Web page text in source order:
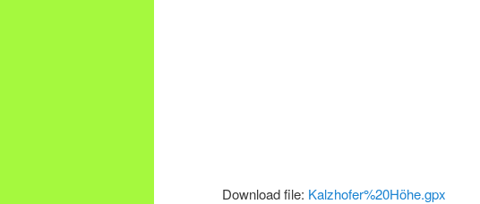
Download file: Kalzhofer%20Höhe.gpx